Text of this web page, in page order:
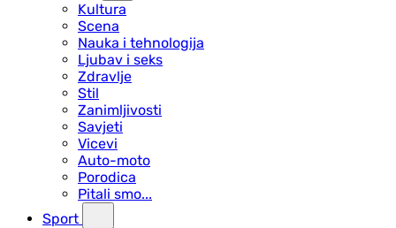
Kultura
Scena
Nauka i tehnologija
Ljubav i seks
Zdravlje
Stil
Zanimljivosti
Savjeti
Vicevi
Auto-moto
Porodica
Pitali smo...
Sport